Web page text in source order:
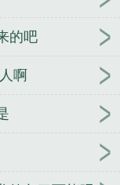
的吧
啊